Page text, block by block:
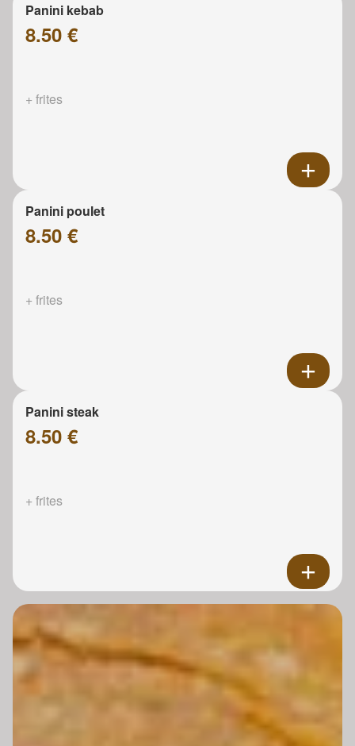
Panini kebab
8.50 €
+ frites
Panini poulet
8.50 €
+ frites
Panini steak
8.50 €
+ frites